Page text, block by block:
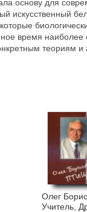
основу для
искусственный
время
теориям
Олег
Учитель,